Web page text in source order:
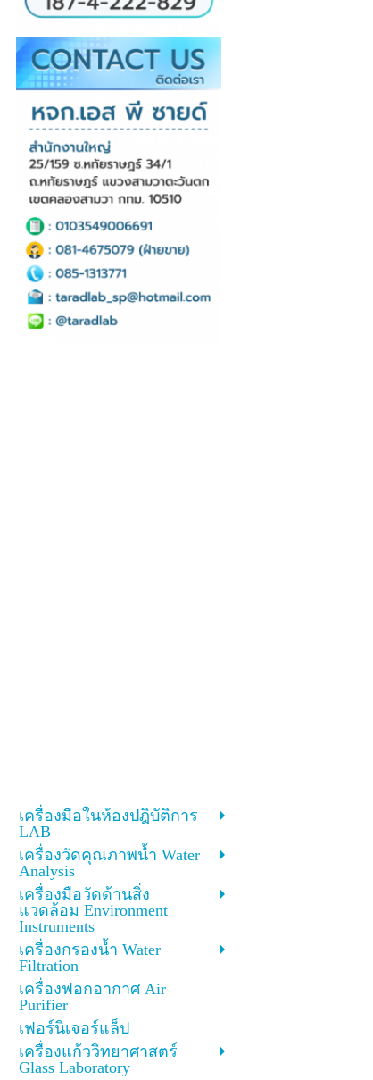
เครื่องมือในห้องปฎิบัติการ
LAB
เครื่องวัดคุณภาพน้ำ Water
Analysis
เครื่องมือวัดด้านสิ่ง
แวดล้อม Environment
Instruments
เครื่องกรองน้ำ Water
Filtration
เครื่องฟอกอากาศ Air
Purifier
เฟอร์นิเจอร์แล็ป
เครื่องแก้ววิทยาศาสตร์
Glass Laboratory